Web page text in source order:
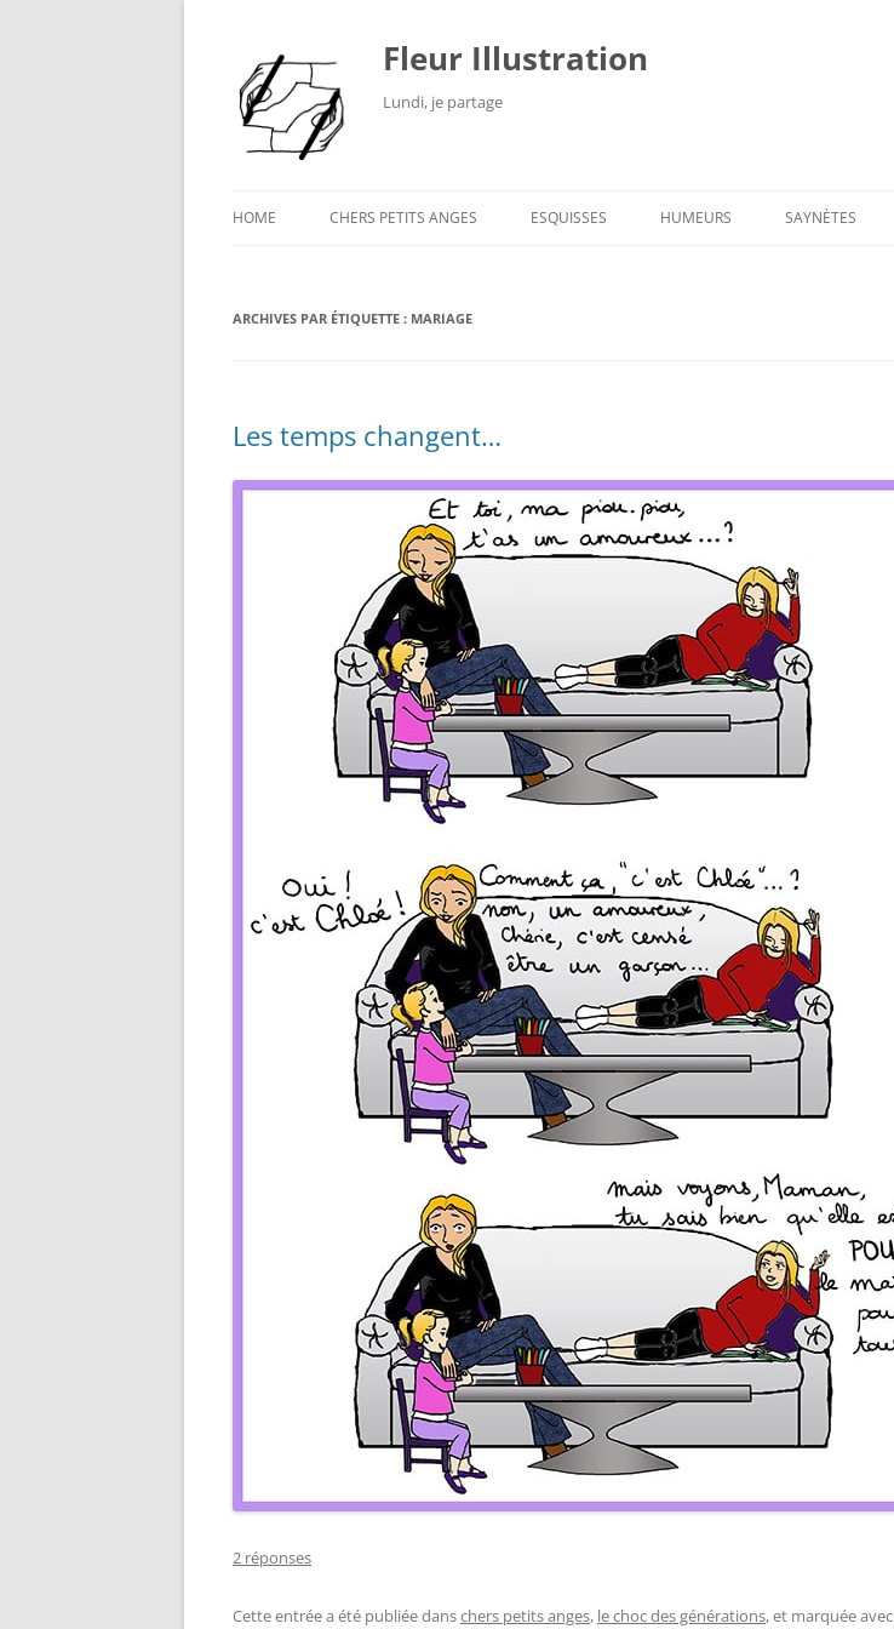
Fleur Illustration
Lundi, je partage
HOME CHERS PETITS ANGES ESQUISSES HUMEURS SAYNÈTES
ARCHIVES PAR ÉTIQUETTE : MARIAGE
Les temps changent…
2 réponses
Cette entrée a été publiée danschers petits anges, le choc des générations, et marquée avec